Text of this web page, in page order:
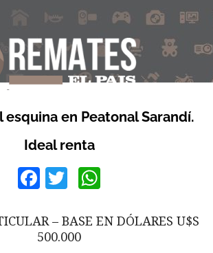
esquina en Peatonal Sarandí.
Ideal renta
Facebook
Twitter
– BASE EN DÓLARES U$S
500.000